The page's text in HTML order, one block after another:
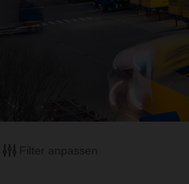
Filter anpassen